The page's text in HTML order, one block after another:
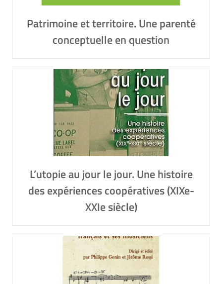
Patrimoine et territoire. Une parenté
conceptuelle en question
L’utopie au jour le jour. Une histoire
des expériences coopératives (XIXe-
XXIe siècle)